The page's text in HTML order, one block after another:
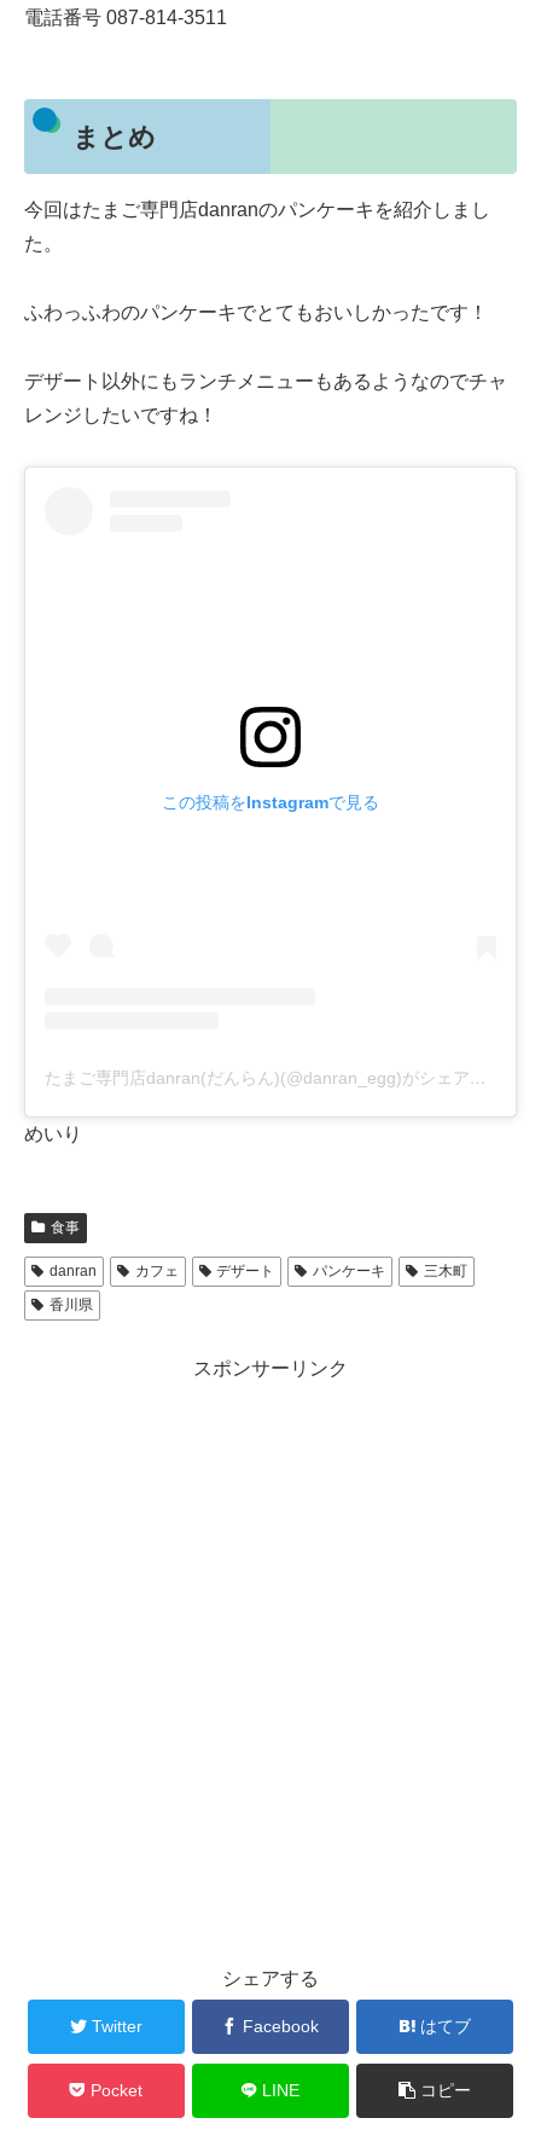
電話番号 087-814-3511
まとめ
今回はたまご専門店danranのパンケーキを紹介しまし
た。
ふわっふわのパンケーキでとてもおいしかったです！
デザート以外にもランチメニューもあるようなのでチャ
レンジしたいですね！
この投稿をInstagramで見る
たまご専門店danran(だんらん)(@danran_egg)がシェアした投稿
めいり
食事
danran カフェ デザート パンケーキ
三木町
香川県
スポンサーリンク
シェアする
Twitter Facebook はてブ
Pocket LINE コピー